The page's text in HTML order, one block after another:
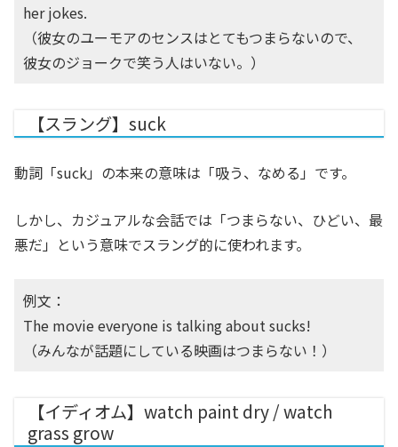
her jokes.
（彼女のユーモアのセンスはとてもつまらないので、
彼女のジョークで笑う人はいない。）
【スラング】suck
動詞「suck」の本来の意味は「吸う、なめる」です。
しかし、カジュアルな会話では「つまらない、ひどい、最
悪だ」という意味でスラング的に使われます。
例文：
The movie everyone is talking about sucks!
（みんなが話題にしている映画はつまらない！）
【イディオム】watch paint dry / watch
grass grow